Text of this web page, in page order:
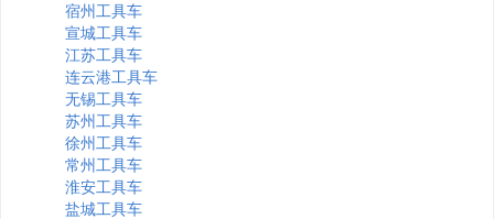
宿州工具车
宣城工具车
江苏工具车
连云港工具车
无锡工具车
苏州工具车
徐州工具车
常州工具车
淮安工具车
盐城工具车